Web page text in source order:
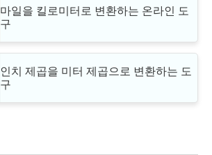
마일을 킬로미터로 변환하는 온라인 도
구
인치 제곱을 미터 제곱으로 변환하는 도
구